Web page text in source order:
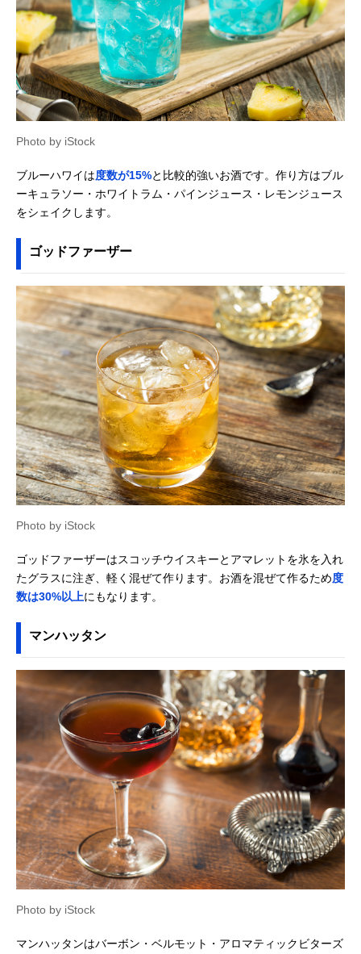
Photo by iStock
ブルーハワイは度数が15%と比較的強いお酒です。作り方はブル
ーキュラソー・ホワイトラム・パインジュース・レモンジュース
をシェイクします。
ゴッドファーザー
Photo by iStock
ゴッドファーザーはスコッチウイスキーとアマレットを氷を入れ
たグラスに注ぎ、軽く混ぜて作ります。お酒を混ぜて作るため度
数は30%以上にもなります。
マンハッタン
Photo by iStock
マンハッタンはバーボン・ベルモット・アロマティックビターズ